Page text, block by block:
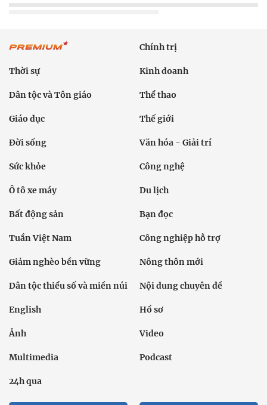
Chính trị
Thời sự Kinh doanh
Dân tộc và Tôn giáo Thể thao
Giáo dục Thế giới
Đời sống Văn hóa - Giải trí
Sức khỏe Công nghệ
Ô tô xe máy Du lịch
Bất động sản Bạn đọc
Tuần Việt Nam Công nghiệp hỗ trợ
Giảm nghèo bền vững Nông thôn mới
Dân tộc thiểu số và miền núi Nội dung chuyên đề
English Hồ sơ
Ảnh Video
Multimedia Podcast
24h qua